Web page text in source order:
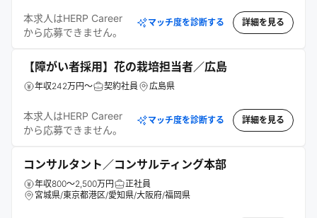
本求人はHERP Career
から応募できません。
マッチ度を診断する 詳細を見る
【障がい者採用】花の栽培担当者／広島
年収242万円～ 契約社員 広島県
本求人はHERP Career
から応募できません。
マッチ度を診断する 詳細を見る
コンサルタント／コンサルティング本部
年収800～2,500万円
正社員
宮城県/東京都港区/愛知県/大阪府/福岡県